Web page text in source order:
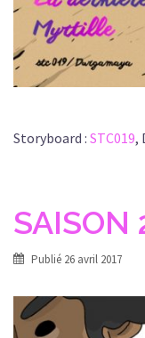
Storyboard : STC019,
SAISON
Publié 26 avril 2017